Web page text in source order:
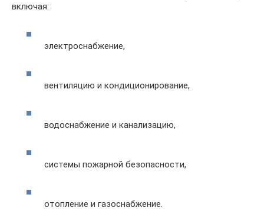
включая:
электроснабжение,
вентиляцию и кондиционирование,
водоснабжение и канализацию,
системы пожарной безопасности,
отопление и газоснабжение.